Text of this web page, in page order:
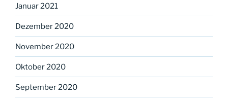
Januar 2021
Dezember 2020
November 2020
Oktober 2020
September 2020